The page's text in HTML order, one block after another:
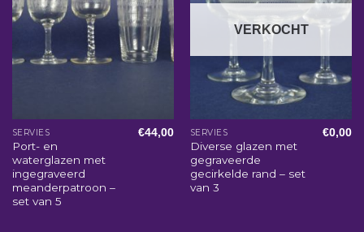
SERVIES
Port- en
waterglazen met
ingegraveerd
meanderpatroon –
set van 5
€44,00
VERKOCHT
SERVIES
Diverse glazen met
gegraveerde
gecirkelde rand – set
van 3
€0,00